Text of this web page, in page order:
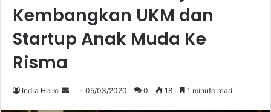
Kembangkan UKM dan
Startup Anak Muda Ke
Risma
Indra Helmi
Send05/03/2020 0 18 1 minute read